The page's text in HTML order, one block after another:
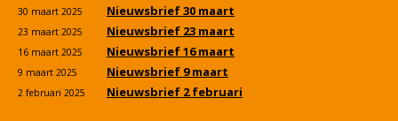
30 maart 2025 Nieuwsbrief 30 maart
23 maart 2025 Nieuwsbrief 23 maart
16 maart 2025 Nieuwsbrief 16 maart
9 maart 2025 Nieuwsbrief 9 maart
2 februari 2025 Nieuwsbrief 2 februari